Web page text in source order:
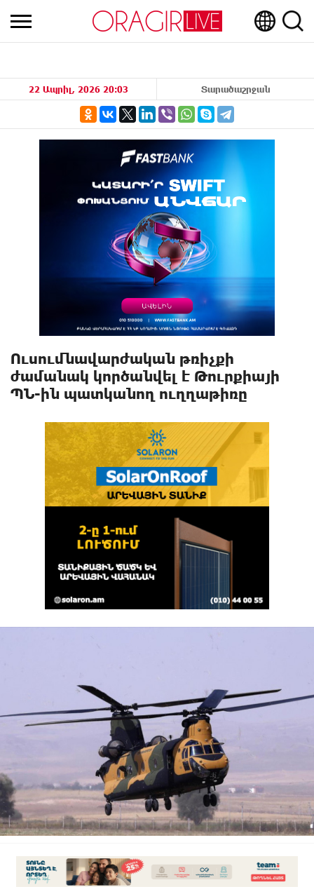
22 Ապրիլ, 2026 20:03 Տարածաշրջան
Ուսումնավարժական թռիչքի
ժամանակ կnրծանվել է Թուրքիայի
ՊՆ-ին պատկանող ուղղաթիռը